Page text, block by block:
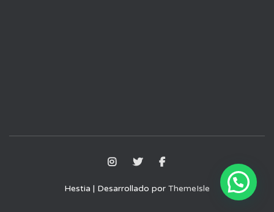
Hestia | Desarrollado por ThemeIsle